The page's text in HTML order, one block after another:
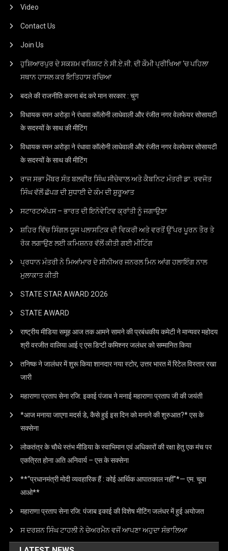
Video
Contact Us
Join Us
ਹੁਸ਼ਿਆਰਪੁਰ ਦੇ ਸਕਸ਼ਮ ਵਸ਼ਿਸ਼ਟ ਨੇ ਸੀ.ਏ.ਜੀ. ਦੀ ਕੌਮੀ ਪ੍ਰੀਖਿਆ ‘ਚ ਪਹਿਲਾ
ਸਥਾਨ ਹਾਸਲ ਕਰ ਇਤਿਹਾਸ ਰਚਿਆ
बदले की राजनीति करना बंद करे मान सरकार : चुग
विधायक रमन अरोड़ा ने रंधावा कॉलोनी लाधेवाली और रंजीत नगर वेलफेयर सोसायटी
के सदस्यों के साथ की मीटिंग
विधायक रमन अरोड़ा ने रंधावा कॉलोनी लाधेवाली और रंजीत नगर वेलफेयर सोसायटी
के सदस्यों के साथ की मीटिंग
ਰਾਜ ਸਭਾ ਮੈਂਬਰ ਸੰਤ ਬਲਵੀਰ ਸਿੰਘ ਸੀਚੇਵਾਲ ਅਤੇ ਕੈਬਨਿਟ ਮੰਤਰੀ ਡਾ. ਰਵਜੋਤ
ਸਿੰਘ ਵੱਲੋਂ ਛੱਪੜ ਦੀ ਸੁਧਾਈ ਦੇ ਕੰਮ ਦੀ ਸ਼ੁਰੂਆਤ
ਸਟਾਰਟਅੱਪਸ – ਭਾਰਤ ਦੀ ਇਨੋਵੇਟਿਵ ਕ੍ਰਾਂਤੀ ਨੂੰ ਜਗਾਉਣਾ
ਸ਼ਹਿਰ ਵਿੱਚ ਸਿੰਗਲ ਯੂਜ ਪਲਾਸਟਿਕ ਦੀ ਵਿਕਰੀ ਅਤੇ ਵਰਤੋਂ ਉੱਪਰ ਪੂਰਨ ਤੌਰ ਤੇ
ਰੋਕ ਲਗਾਉਣ ਲਈ ਕਮਿਸ਼ਨਰ ਵੱਲੋਂ ਕੀਤੀ ਗਈ ਮੀਟਿੰਗ
ਪ੍ਰਧਾਨ ਮੰਤਰੀ ਨੇ ਮਿਆਂਮਾਰ ਦੇ ਸੀਨੀਅਰ ਜਨਰਲ ਮਿਨ ਆਂਗ ਹਲਾਇੰਗ ਨਾਲ
ਮੁਲਾਕਾਤ ਕੀਤੀ
STATE STAR AWARD 2O26
STATE AWARD
राष्ट्रीय मीडिया समूह आज तक आमने सामने की प्रबंधकीय कमेटी ने मान्यवर महोदय
श्री वरजीत वालिया आई ए एस डिप्टी कमिश्नर जलंधर को सम्मानित किया
तनिष्क ने जालंधर में शुरू किया शानदार नया स्टोर, उत्तर भारत में रिटेल विस्तार रखा
जारी
महाराणा प्रताप सेना रजि: इकाई पंजाब ने मनाई महाराणा प्रताप जी की जयंती
*आज मनाया जाएगा मदर्स डे, कैसे हुई इस दिन को मनाने की शुरुआत?* एस के
सक्सेना
लोकतंत्र के चौथे स्तंभ मीडिया के स्वाभिमान एवं अधिकारों की रक्षा हेतु एक मंच पर
एकत्रित होना अति अनिवार्य – एस के सक्सेना
**“प्रधानमंत्री मोदी व्यवहारिक हैं : कोई आर्थिक आपातकाल नहीं”*— एम. चूबा
आओ**
महाराणा प्रताप सेना रजि: पंजाब इकाई की विशेष मीटिंग जलंधर में हुई अयोजत
ਸ ਦਰਸ਼ਨ ਸਿੰਘ ਟਾਹਲੀ ਨੇ ਚੇਅਰਮੈਨ ਵਜੋਂ ਆਪਣਾ ਅਹੁਦਾ ਸੰਭਾਲਿਆ